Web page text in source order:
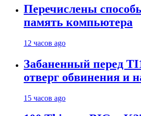
Перечислены
память компьютера
12 часов ago
Забаненный перед
отверг обвинения и
15 часов ago